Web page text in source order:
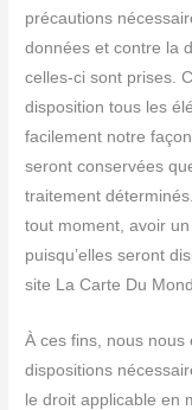
précautions
données et contre la
celles-ci sont prises.
disposition tous les
facilement notre
seront conservées
traitement
tout moment, avoir
puisqu’elles seront
site La Carte Du
À ces fins, nous
dispositions
le droit applicable en